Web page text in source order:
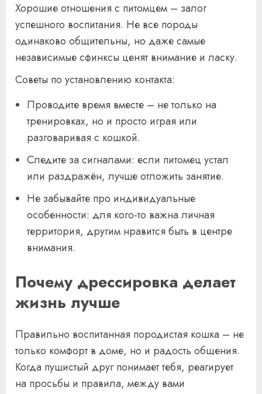
Хорошие отношения с питомцем – залог
успешного воспитания. Не все породы
одинаково общительны, но даже самые
независимые сфинксы ценят внимание и ласку.
Советы по установлению контакта:
Проводите время вместе – не только на
тренировках, но и просто играя или
разговаривая с кошкой.
Следите за сигналами: если питомец устал
или раздражён, лучше отложить занятие.
Не забывайте про индивидуальные
особенности: для кого-то важна личная
территория, другим нравится быть в центре
внимания.
Почему дрессировка делает
жизнь лучше
Правильно воспитанная породистая кошка – не
только комфорт в доме, но и радость общения.
Когда пушистый друг понимает тебя, реагирует
на просьбы и правила, между вами